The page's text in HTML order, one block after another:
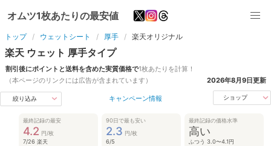
オムツ1枚あたりの最安値
トップ ウェットシート 厚手 楽天オリジナル
楽天 ウェット 厚手タイプ
割引後にポイントと送料を含めた実質価格で1枚あたりを計算！
（本ページのリンクには広告が含まれています）
2026年8月9日更新
絞り込み キャンペーン情報 ショップ
最終記録の最安
4.2 円/枚
7/26 楽天
90日で最も安い
2.3 円/枚
6/5
最終記録の価格水準
高い
ふつう 3.0〜4.1円